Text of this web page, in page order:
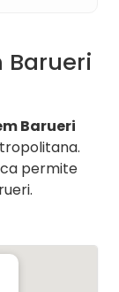
Barueri
Barueri
permite